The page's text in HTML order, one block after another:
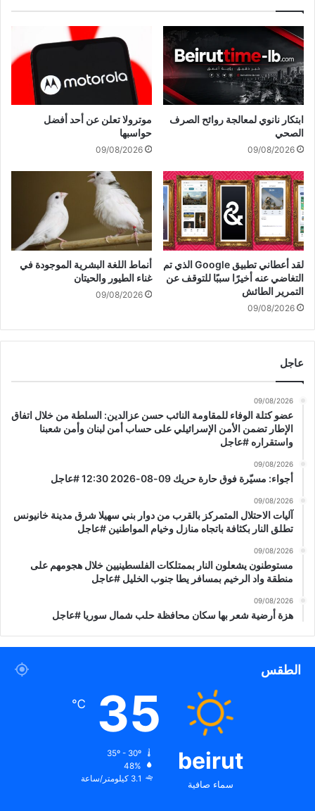
للوفد
اللبناني
خلال
التحضيرات
لها
وتوافقا
على
مواكبتها
من
التواصل
الدائم
#عاجل
ابتكار نانوي لمعالجة روائح الصرف
الصحي
09/08/2026
موترولا تعلن عن أحد أفضل
حواسبها
09/08/2026
لقد أعطاني تطبيق Google الذي تم
التغاضي عنه أخيرًا سببًا للتوقف عن
التمرير الطائش
09/08/2026
أنماط اللغة البشرية الموجودة في
غناء الطيور والحيتان
09/08/2026
عاجل
09/08/2026
عضو كتلة الوفاء للمقاومة النائب حسن عزالدين: السلطة من خلال اتفاق
الإطار تضمن الأمن الإسرائيلي على حساب أمن لبنان وأمن شعبنا
واستقراره #عاجل
09/08/2026
أجواء: مسيّرة فوق حارة حريك 09-08-2026 12:30 #عاجل
09/08/2026
آليات الاحتلال المتمركز بالقرب من دوار بني سهيلا شرق مدينة خانيونس
تطلق النار بكثافة باتجاه منازل وخيام المواطنين #عاجل
09/08/2026
مستوطنون يشعلون النار بممتلكات الفلسطينيين خلال هجومهم على
منطقة واد الرخيم بمسافر يطا جنوب الخليل #عاجل
09/08/2026
هزة أرضية شعر بها سكان محافظة حلب شمال سوريا #عاجل
الطقس
beirut
سماء صافية
35
℃
48%
3.1 كيلومتر/ساعة